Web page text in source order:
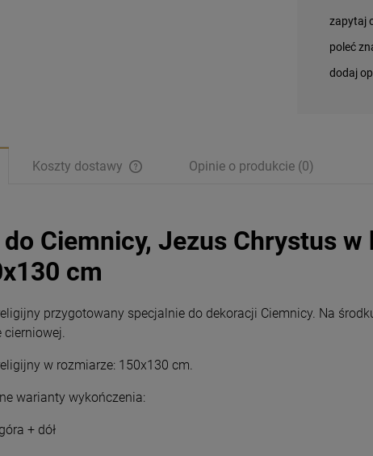
Stefan
zł
zapytaj
poleć
dodaj
Koszty dostawy Opinie o produkcie (0)
do Ciemnicy, Jezus Chrystus
cm
przygotowany specjalnie do dekoracji Ciemnicy. Na
cierniowej.
w rozmiarze: 150x130 cm.
warianty wykończenia:
+ dół